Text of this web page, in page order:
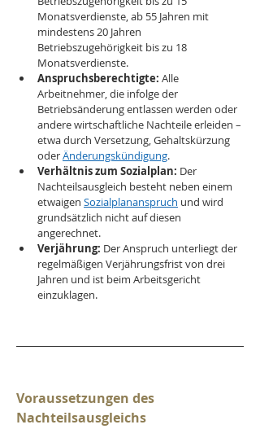
Monatsverdienste, ab 55 Jahren mit
mindestens 20 Jahren
Betriebszugehörigkeit bis zu 18
Monatsverdienste.
Anspruchsberechtigte: Alle
Arbeitnehmer, die infolge der
Betriebsänderung entlassen werden oder
andere wirtschaftliche Nachteile erleiden –
etwa durch Versetzung, Gehaltskürzung
oder Änderungskündigung.
Verhältnis zum Sozialplan: Der
Nachteilsausgleich besteht neben einem
etwaigen Sozialplananspruch und wird
grundsätzlich nicht auf diesen
angerechnet.
Verjährung: Der Anspruch unterliegt der
regelmäßigen Verjährungsfrist von drei
Jahren und ist beim Arbeitsgericht
einzuklagen.
Voraussetzungen des
Nachteilsausgleichs